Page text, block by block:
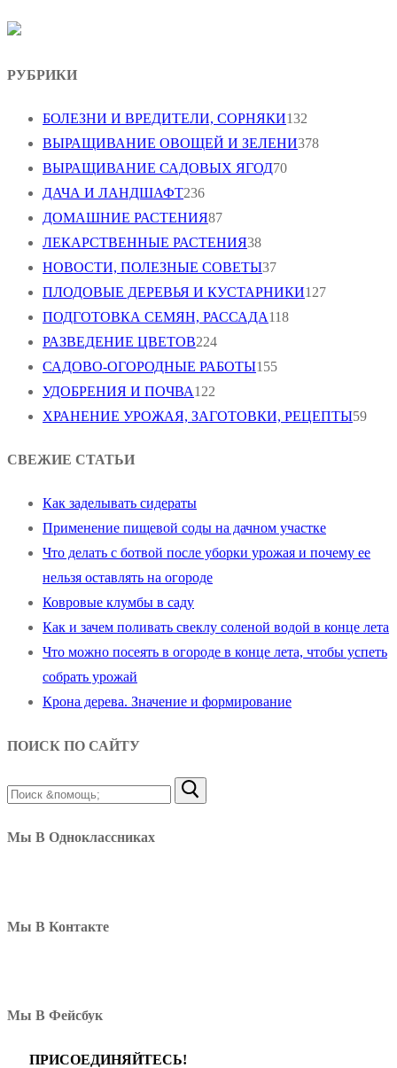
РУБРИКИ
БОЛЕЗНИ И ВРЕДИТЕЛИ, СОРНЯКИ132
ВЫРАЩИВАНИЕ ОВОЩЕЙ И ЗЕЛЕНИ378
ВЫРАЩИВАНИЕ САДОВЫХ ЯГОД70
ДАЧА И ЛАНДШАФТ236
ДОМАШНИЕ РАСТЕНИЯ87
ЛЕКАРСТВЕННЫЕ РАСТЕНИЯ38
НОВОСТИ, ПОЛЕЗНЫЕ СОВЕТЫ37
ПЛОДОВЫЕ ДЕРЕВЬЯ И КУСТАРНИКИ127
ПОДГОТОВКА СЕМЯН, РАССАДА118
РАЗВЕДЕНИЕ ЦВЕТОВ224
САДОВО-ОГОРОДНЫЕ РАБОТЫ155
УДОБРЕНИЯ И ПОЧВА122
ХРАНЕНИЕ УРОЖАЯ, ЗАГОТОВКИ, РЕЦЕПТЫ59
СВЕЖИЕ СТАТЬИ
Как заделывать сидераты
Применение пищевой соды на дачном участке
Что делать с ботвой после уборки урожая и почему ее
нельзя оставлять на огороде
Ковровые клумбы в саду
Как и зачем поливать свеклу соленой водой в конце лета
Что можно посеять в огороде в конце лета, чтобы успеть
собрать урожай
Крона дерева. Значение и формирование
ПОИСК ПО САЙТУ
Найти:
Мы В Одноклассниках
Мы В Контакте
Мы В Фейсбук
ПРИСОЕДИНЯЙТЕСЬ!